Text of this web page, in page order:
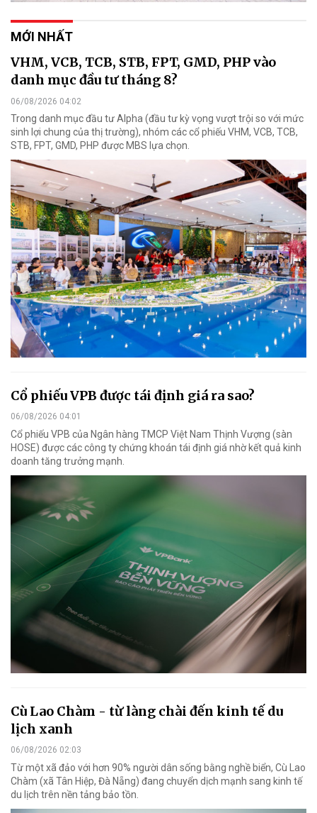
MỚI NHẤT
VHM, VCB, TCB, STB, FPT, GMD, PHP vào
danh mục đầu tư tháng 8?
06/08/2026 04:02
Trong danh mục đầu tư Alpha (đầu tư kỳ vọng vượt trội so với mức
sinh lợi chung của thị trường), nhóm các cổ phiếu VHM, VCB, TCB,
STB, FPT, GMD, PHP được MBS lựa chọn.
Cổ phiếu VPB được tái định giá ra sao?
06/08/2026 04:01
Cổ phiếu VPB của Ngân hàng TMCP Việt Nam Thịnh Vượng (sàn
HOSE) được các công ty chứng khoán tái định giá nhờ kết quả kinh
doanh tăng trưởng mạnh.
Cù Lao Chàm - từ làng chài đến kinh tế du
lịch xanh
06/08/2026 02:03
Từ một xã đảo với hơn 90% người dân sống bằng nghề biển, Cù Lao
Chàm (xã Tân Hiệp, Đà Nẵng) đang chuyển dịch mạnh sang kinh tế
du lịch trên nền tảng bảo tồn.